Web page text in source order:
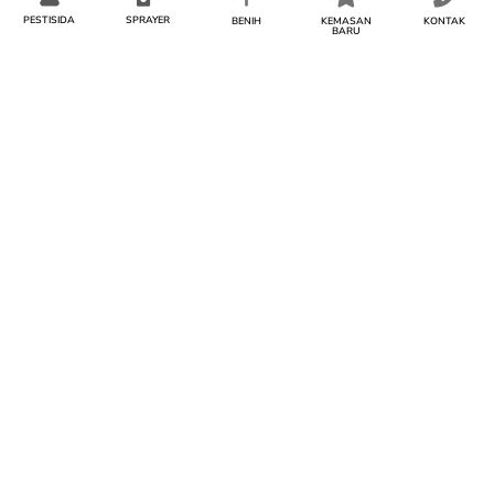
PERUBAHAN PILAR UP 480 SL
PERUBAHAN DESAIN RONDA
PLUS
PESTISIDA SPRAYER BENIH KEMASAN
BARU
KONTAK